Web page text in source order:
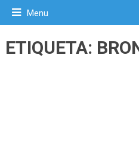
Menu
ETIQUETA: